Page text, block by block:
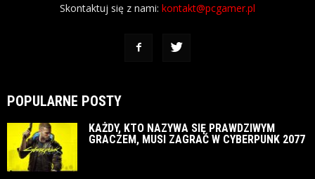
Skontaktuj się z nami: kontakt@pcgamer.pl
POPULARNE POSTY
KAŻDY, KTO NAZYWA SIĘ PRAWDZIWYM
GRACZEM, MUSI ZAGRAĆ W CYBERPUNK 2077